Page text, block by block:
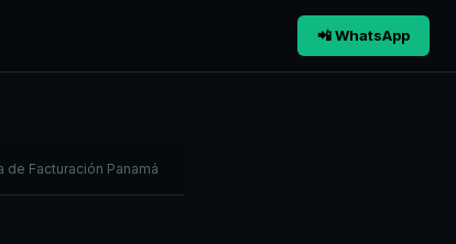
📲 WhatsApp
de Facturación Panamá